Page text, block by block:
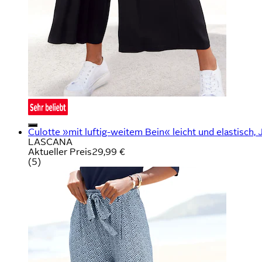
Culotte »mit luftig-weitem Bein« leicht und elastisch,
LASCANA
Aktueller Preis29,99 €
(5)